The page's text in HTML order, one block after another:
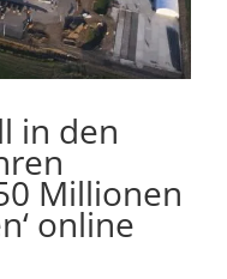
in den
Millionen
online